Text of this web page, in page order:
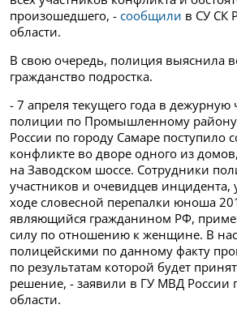
произошедшего, - сообщили в СУ СК
области.
В свою очередь, полиция выяснила
гражданство подростка.
- 7 апреля текущего года в дежурную
полиции по Промышленному
России по городу Самаре поступило
конфликте во дворе одного из
на Заводском шоссе. Сотрудники
участников и очевидцев инцидента,
ходе словесной перепалки юноша
являющийся гражданином РФ,
силу по отношению к женщине. В
полицейскими по данному факту
по результатам которой будет
решение, - заявили в ГУ МВД России
области.